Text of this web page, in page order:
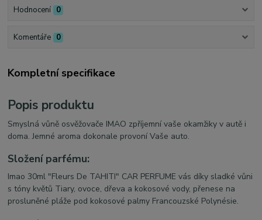
Hodnocení 0
Komentáře 0
Kompletní specifikace
Popis produktu
Smyslná vůně osvěžovače IMAO zpříjemní vaše okamžiky v autě i
doma. Jemné aroma dokonale provoní Vaše auto.
Složení parfému:
Imao 30ml "Fleurs De TAHITI" CAR PERFUME vás díky sladké vůni
s tóny květů Tiary, ovoce, dřeva a kokosové vody, přenese na
prosluněné pláže pod kokosové palmy Francouzské Polynésie.